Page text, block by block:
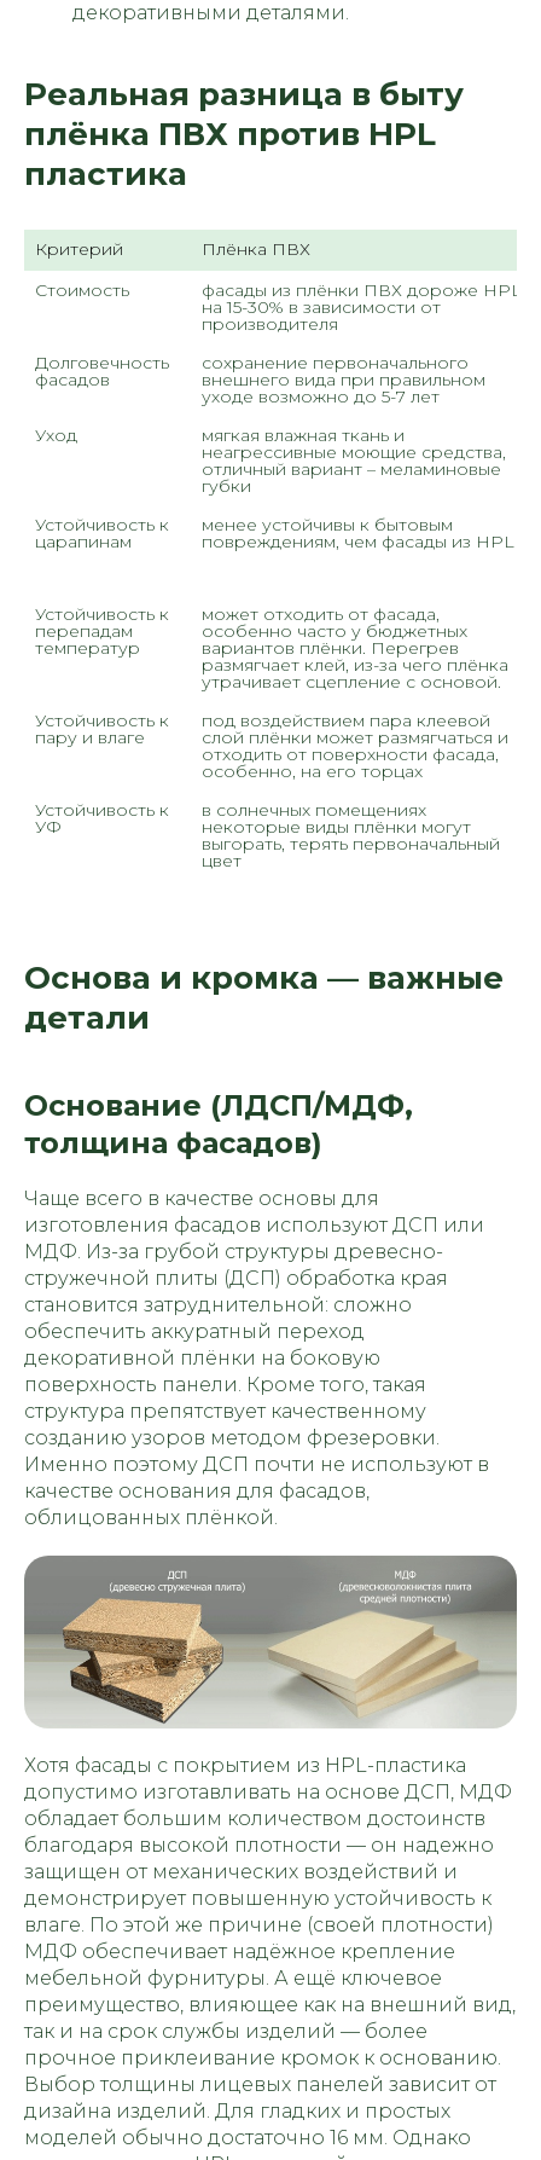
декоративными деталями.
Реальная разница в быту
плёнка ПВХ против HPL
пластика
Критерий
Плёнка ПВХ
Стоимость
фасады из плёнки ПВХ дороже HPL
на 15-30% в зависимости от
производителя
Долговечность
фасадов
сохранение первоначального
внешнего вида при правильном
уходе возможно до 5-7 лет
Уход
мягкая влажная ткань и
неагрессивные моющие средства,
отличный вариант – меламиновые
губки
Устойчивость к
царапинам
менее устойчивы к бытовым
повреждениям, чем фасады из HPL
Устойчивость к
перепадам
температур
может отходить от фасада,
особенно часто у бюджетных
вариантов плёнки. Перегрев
размягчает клей, из-за чего плёнка
утрачивает сцепление с основой.
Устойчивость к
пару и влаге
под воздействием пара клеевой
слой плёнки может размягчаться и
отходить от поверхности фасада,
особенно, на его торцах
Устойчивость к
УФ
в солнечных помещениях
некоторые виды плёнки могут
выгорать, терять первоначальный
цвет
Основа и кромка — важные
детали
Основание (ЛДСП/МДФ,
толщина фасадов)
Чаще всего в качестве основы для
изготовления фасадов используют ДСП или
МДФ. Из-за грубой структуры древесно-
стружечной плиты (ДСП) обработка края
становится затруднительной: сложно
обеспечить аккуратный переход
декоративной плёнки на боковую
поверхность панели. Кроме того, такая
структура препятствует качественному
созданию узоров методом фрезеровки.
Именно поэтому ДСП почти не используют в
качестве основания для фасадов,
облицованных плёнкой.
Хотя фасады с покрытием из HPL-пластика
допустимо изготавливать на основе ДСП, МДФ
обладает большим количеством достоинств
благодаря высокой плотности — он надежно
защищен от механических воздействий и
демонстрирует повышенную устойчивость к
влаге. По этой же причине (своей плотности)
МДФ обеспечивает надёжное крепление
мебельной фурнитуры. А ещё ключевое
преимущество, влияющее как на внешний вид,
так и на срок службы изделий — более
прочное приклеивание кромок к основанию.
Выбор толщины лицевых панелей зависит от
дизайна изделий. Для гладких и простых
моделей обычно достаточно 16 мм. Однако